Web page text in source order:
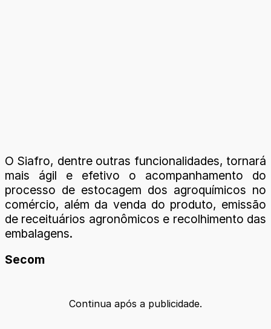
O Siafro, dentre outras funcionalidades, tornará
mais ágil e efetivo o acompanhamento do
processo de estocagem dos agroquímicos no
comércio, além da venda do produto, emissão
de receituários agronômicos e recolhimento das
embalagens.
Secom
Continua após a publicidade.